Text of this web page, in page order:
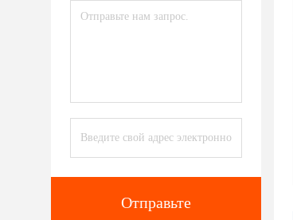
Отправьте